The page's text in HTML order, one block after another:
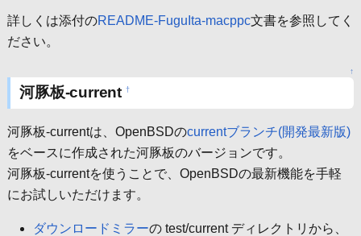
詳しくは添付のREADME-FuguIta-macppc文書を参照してく
ださい。
↑
河豚板-current †
河豚板-currentは、OpenBSDのcurrentブランチ(開発最新版)
をベースに作成された河豚板のバージョンです。
河豚板-currentを使うことで、OpenBSDの最新機能を手軽
にお試しいただけます。
ダウンロードミラーの test/current ディレクトリから、